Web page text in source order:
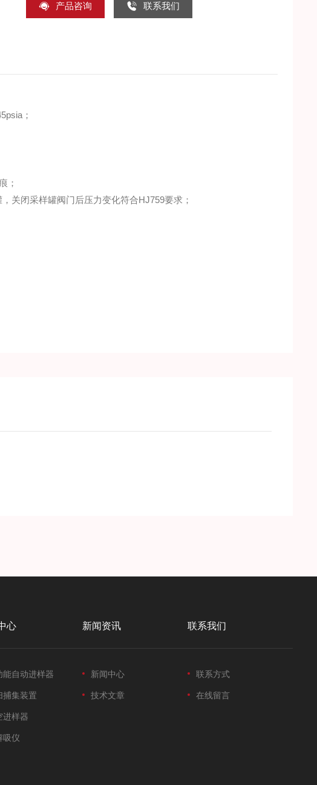
产品咨询 联系我们
；
；
关闭采样罐阀门后压力变化符合HJ759要求；
心
能自动进样器
捕集装置
进样器
吸仪
新闻资讯
新闻中心
技术文章
联系我们
联系方式
在线留言